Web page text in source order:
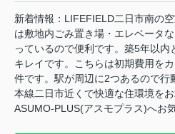
新着情報：LIFEFIELD二日市南の
は敷地内ごみ置き場・エレベータ
っているので便利です。築5年以内
キレイです。こちらは初期費用を
件です。駅が周辺に2つあるので行
本線二日市近くで快適な住環境を
ASUMO-PLUS(アスモプラス)へお